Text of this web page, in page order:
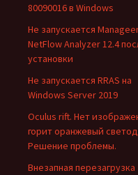
80090016 в Windows
Не запускается
NetFlow Analyzer 12.4
установки
Не запускается RRAS на
Windows Server 2019
Oculus rift. Нет
горит оранжевый
Решение проблемы.
Внезапная перезагрузка